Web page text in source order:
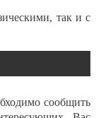
так и с
сообщить